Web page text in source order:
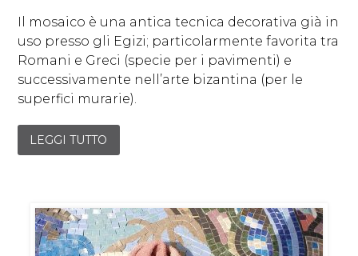
Il mosaico è una antica tecnica decorativa già in
uso presso gli Egizi; particolarmente favorita tra
Romani e Greci (specie per i pavimenti) e
successivamente nell’arte bizantina (per le
superfici murarie).
LEGGI TUTTO